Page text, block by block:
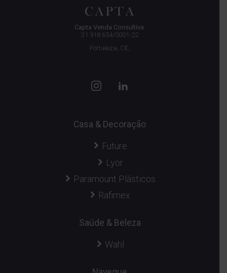
Capta Venda Consultiva.
31.918.654/0001-22
Fortaleza, CE,
Casa & Decoração
Future
Lyor
Paramount Plásticos
Rafimex
Saúde & Beleza
Wahl